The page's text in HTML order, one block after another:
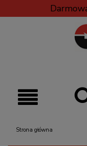
Strona główna